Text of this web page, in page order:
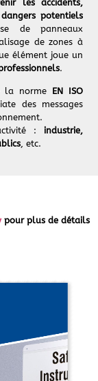
les accidents,
potentiels
de panneaux
de zones à
élément joue un
.
la norme EN ISO
des messages
: industrie,
, etc.
pour plus de détails